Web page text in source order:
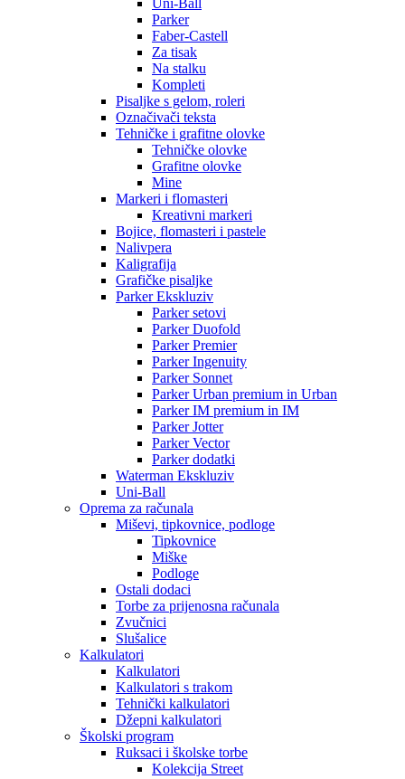
Uni-Ball
Parker
Faber-Castell
Za tisak
Na stalku
Kompleti
Pisaljke s gelom, roleri
Označivači teksta
Tehničke i grafitne olovke
Tehničke olovke
Grafitne olovke
Mine
Markeri i flomasteri
Kreativni markeri
Bojice, flomasteri i pastele
Nalivpera
Kaligrafija
Grafičke pisaljke
Parker Ekskluziv
Parker setovi
Parker Duofold
Parker Premier
Parker Ingenuity
Parker Sonnet
Parker Urban premium in Urban
Parker IM premium in IM
Parker Jotter
Parker Vector
Parker dodatki
Waterman Ekskluziv
Uni-Ball
Oprema za računala
Miševi, tipkovnice, podloge
Tipkovnice
Miške
Podloge
Ostali dodaci
Torbe za prijenosna računala
Zvučnici
Slušalice
Kalkulatori
Kalkulatori
Kalkulatori s trakom
Tehnički kalkulatori
Džepni kalkulatori
Školski program
Ruksaci i školske torbe
Kolekcija Street